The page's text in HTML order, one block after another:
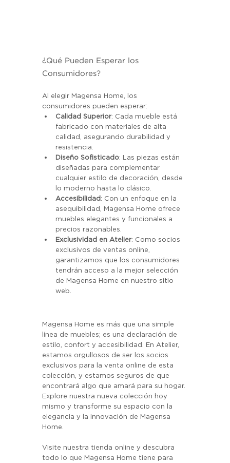
¿Qué Pueden Esperar los
Consumidores?
Al elegir Magensa Home, los
consumidores pueden esperar:
Calidad Superior: Cada mueble está
fabricado con materiales de alta
calidad, asegurando durabilidad y
resistencia.
Diseño Sofisticado: Las piezas están
diseñadas para complementar
cualquier estilo de decoración, desde
lo moderno hasta lo clásico.
Accesibilidad : Con un enfoque en la
asequibilidad, Magensa Home ofrece
muebles elegantes y funcionales a
precios razonables.
Exclusividad en Atelier: Como socios
exclusivos de ventas online,
garantizamos que los consumidores
tendrán acceso a la mejor selección
de Magensa Home en nuestro sitio
web.
Magensa Home es más que una simple
línea de muebles; es una declaración de
estilo, confort y accesibilidad. En Atelier,
estamos orgullosos de ser los socios
exclusivos para la venta online de esta
colección, y estamos seguros de que
encontrará algo que amará para su hogar.
Explore nuestra nueva colección hoy
mismo y transforme su espacio con la
elegancia y la innovación de Magensa
Home.
Visite nuestra tienda online y descubra
todo lo que Magensa Home tiene para